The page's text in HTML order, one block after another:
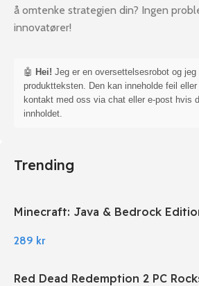
å omtenke strategien din? Ingen
innovatører!
🤖 Hei! Jeg er en oversettelsesrobot og
produktteksten. Den kan inneholde feil
kontakt med oss via chat eller e-post hvis
innholdet.
Trending
Minecraft: Java & Bedrock
289 kr
Red Dead Redemption 2 PC